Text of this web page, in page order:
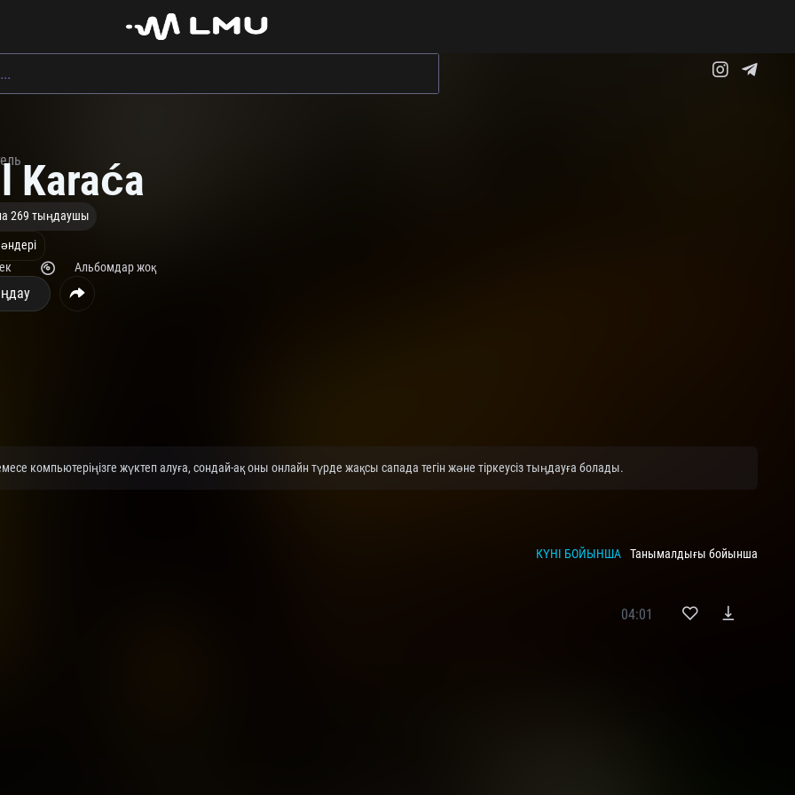
Karaća
269 тыңдаушы
Альбомдар жоқ
компьютеріңізге жүктеп алуға, сондай-ақ оны онлайн түрде жақсы сапада тегін және тіркеусіз тыңдауға болады.
КҮНІ БОЙЫНША Танымалдығы бойынша
04:01